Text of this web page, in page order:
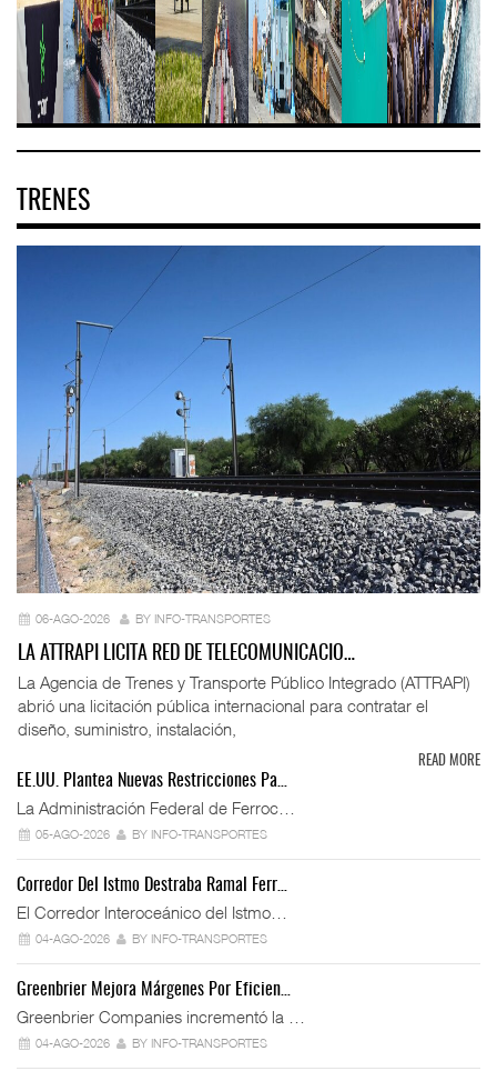
TRENES
06-AGO-2026 BY INFO-TRANSPORTES
LA ATTRAPI LICITA RED DE TELECOMUNICACIO…
La Agencia de Trenes y Transporte Público Integrado (ATTRAPI)
abrió una licitación pública internacional para contratar el
diseño, suministro, instalación,
READ MORE
EE.UU. Plantea Nuevas Restricciones Pa…
La Administración Federal de Ferroc…
05-AGO-2026 BY INFO-TRANSPORTES
Corredor Del Istmo Destraba Ramal Ferr…
El Corredor Interoceánico del Istmo…
04-AGO-2026 BY INFO-TRANSPORTES
Greenbrier Mejora Márgenes Por Eficien…
Greenbrier Companies incrementó la …
04-AGO-2026 BY INFO-TRANSPORTES